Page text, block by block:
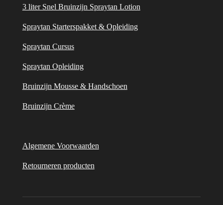
3 liter Snel Bruinzijn Spraytan Lotion
Spraytan Starterspakket & Opleiding
Spraytan Cursus
Spraytan Opleiding
Bruinzijn Mousse & Handschoen
Bruinzijn Crème
Algemene Voorwaarden
Retourneren producten